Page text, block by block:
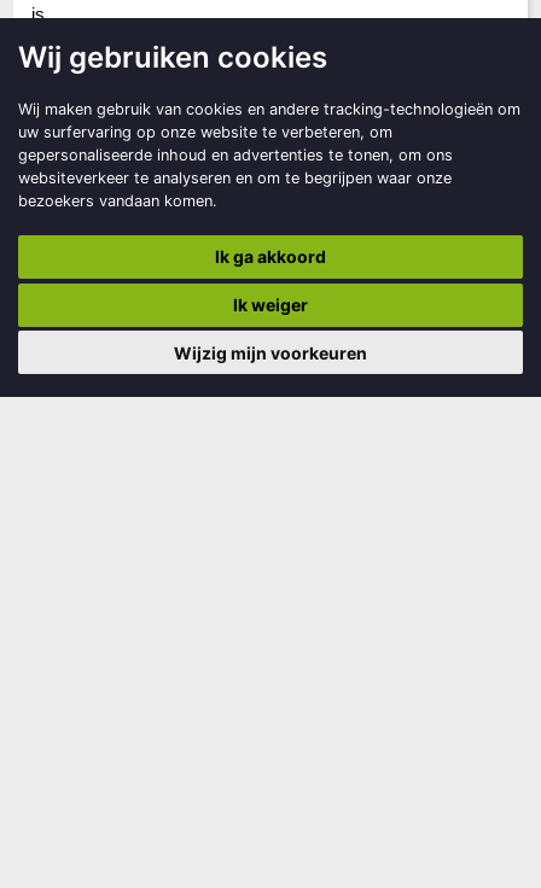
Wij gebruiken cookies
Wij maken gebruik van cookies en andere tracking-technologieën om
uw surfervaring op onze website te verbeteren, om
gepersonaliseerde inhoud en advertenties te tonen, om ons
websiteverkeer te analyseren en om te begrijpen waar onze
bezoekers vandaan komen.
Ik ga akkoord
Ik weiger
Wijzig mijn voorkeuren
is, ...
Lees verder
Smelne's Erfskip
info@smelneserfskip.nl